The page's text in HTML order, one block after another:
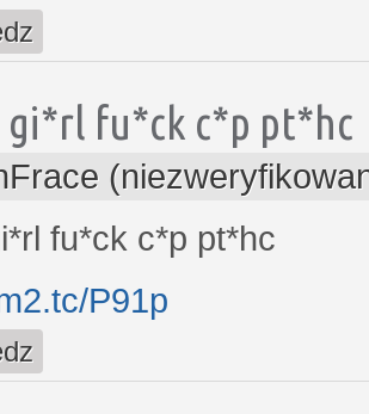
fu*ck c*p pt*hc
fu*ck c*p pt*hc
P91p